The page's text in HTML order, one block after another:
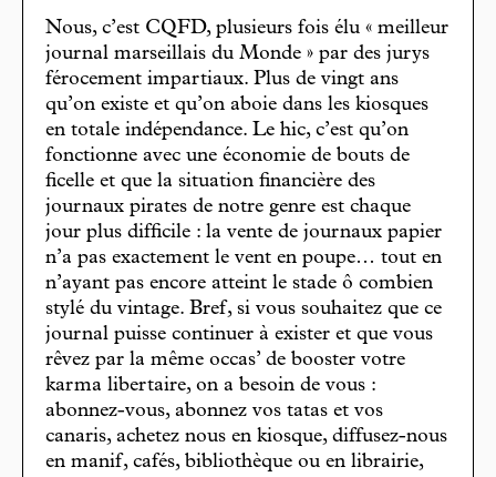
Nous, c’est CQFD, plusieurs fois élu « meilleur
journal marseillais du Monde » par des jurys
férocement impartiaux. Plus de vingt ans
qu’on existe et qu’on aboie dans les kiosques
en totale indépendance. Le hic, c’est qu’on
fonctionne avec une économie de bouts de
ficelle et que la situation financière des
journaux pirates de notre genre est chaque
jour plus difficile : la vente de journaux papier
n’a pas exactement le vent en poupe… tout en
n’ayant pas encore atteint le stade ô combien
stylé du vintage. Bref, si vous souhaitez que ce
journal puisse continuer à exister et que vous
rêvez par la même occas’ de booster votre
karma libertaire, on a besoin de vous :
abonnez-vous, abonnez vos tatas et vos
canaris, achetez nous en kiosque, diffusez-nous
en manif, cafés, bibliothèque ou en librairie,